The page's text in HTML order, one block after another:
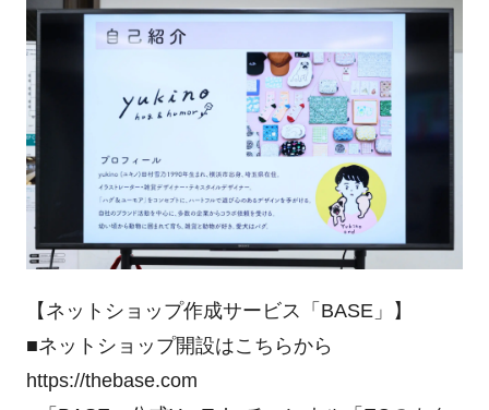
【ネットショップ作成サービス「BASE」】
■ネットショップ開設はこちらから
https://thebase.com